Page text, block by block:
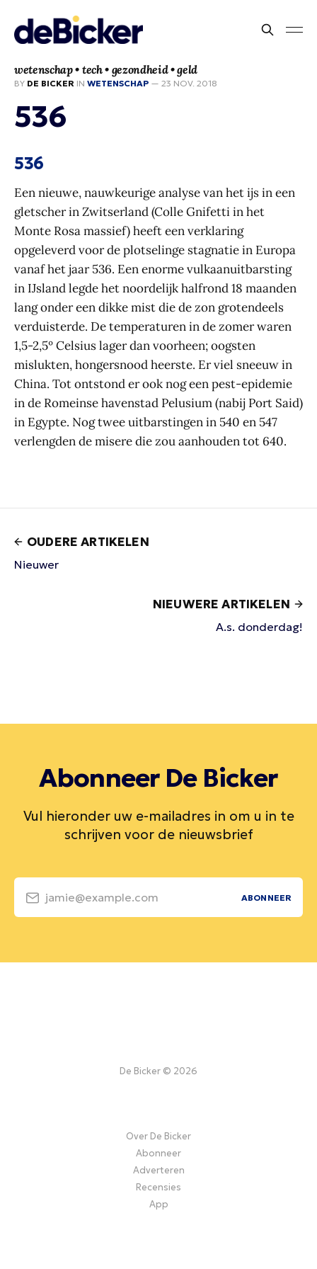
wetenschap • tech • gezondheid • geld
BY DE BICKER IN WETENSCHAP — 23 NOV. 2018
536
536
Een nieuwe, nauwkeurige analyse van het ijs in een
gletscher in Zwitserland (Colle Gnifetti in het
Monte Rosa massief) heeft een verklaring
opgeleverd voor de plotselinge stagnatie in Europa
vanaf het jaar 536. Een enorme vulkaanuitbarsting
in IJsland legde het noordelijk halfrond 18 maanden
lang onder een dikke mist die de zon grotendeels
verduisterde. De temperaturen in de zomer waren
1,5-2,5º Celsius lager dan voorheen; oogsten
mislukten, hongersnood heerste. Er viel sneeuw in
China. Tot ontstond er ook nog een pest-epidemie
in de Romeinse havenstad Pelusium (nabij Port Said)
in Egypte. Nog twee uitbarstingen in 540 en 547
verlengden de misere die zou aanhouden tot 640.
OUDERE ARTIKELEN
Nieuwer
NIEUWERE ARTIKELEN
A.s. donderdag!
Abonneer De Bicker
Vul hieronder uw e-mailadres in om u in te
schrijven voor de nieuwsbrief
jamie@example.com ABONNEER
De Bicker © 2026
Over De Bicker
Abonneer
Adverteren
Recensies
App